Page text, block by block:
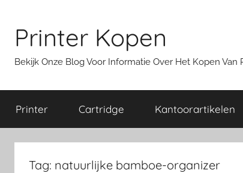
inhoud
Printer Kopen
Bekijk Onze Blog Voor Informatie Over Het Kopen
Printer Cartridge Kantoorartikelen
Tag: natuurlijke bamboe-organizer